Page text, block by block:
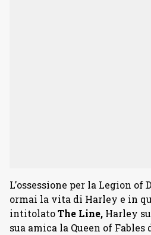
L’ossessione per la Legion of
ormai la vita di Harley e in
intitolatoThe Line, Harley
sua amica la Queen of Fables